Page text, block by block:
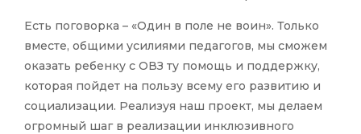
Есть поговорка – «Один в поле не воин». Только
вместе, общими усилиями педагогов, мы сможем
оказать ребенку с ОВЗ ту помощь и поддержку,
которая пойдет на пользу всему его развитию и
социализации. Реализуя наш проект, мы делаем
огромный шаг в реализации инклюзивного